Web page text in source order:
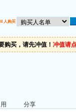
人购买
购买，请先冲值！ 冲值请
分享